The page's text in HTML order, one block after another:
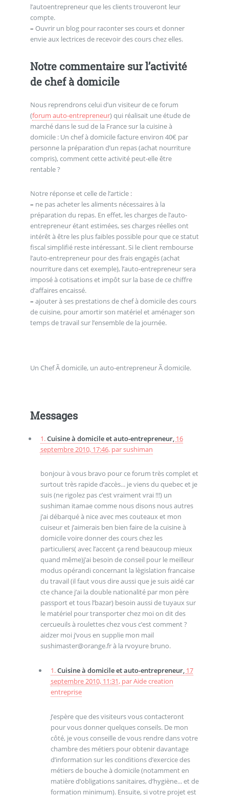
l’autoentrepreneur que les clients trouveront leur
compte.
– Ouvrir un blog pour raconter ses cours et donner
envie aux lectrices de recevoir des cours chez elles.
Notre commentaire sur l’activité
de chef à domicile
Nous reprendrons celui d’un visiteur de ce forum
(forum auto-entrepreneur) qui réalisait une étude de
marché dans le sud de la France sur la cuisine à
domicile : Un chef à domicile facture environ 40€ par
personne la préparation d’un repas (achat nourriture
compris), comment cette activité peut-elle être
rentable ?
Notre réponse et celle de l’article :
– ne pas acheter les aliments nécessaires à la
préparation du repas. En effet, les charges de l’auto-
entrepreneur étant estimées, ses charges réelles ont
intérêt à être les plus faibles possible pour que ce statut
fiscal simplifié reste intéressant. Si le client rembourse
l’auto-entrepreneur pour des frais engagés (achat
nourriture dans cet exemple), l’auto-entrepreneur sera
imposé à cotisations et impôt sur la base de ce chiffre
d’affaires encaissé.
– ajouter à ses prestations de chef à domicile des cours
de cuisine, pour amortir son matériel et aménager son
temps de travail sur l’ensemble de la journée.
Un Chef Ã domicile, un auto-entrepreneur Ã domicile.
Messages
1.Cuisine à domicile et auto-entrepreneur, 16
septembre 2010, 17:46, parsushiman
bonjour à vous bravo pour ce forum très complet et
surtout très rapide d’accès... je viens du quebec et je
suis (ne rigolez pas c’est vraiment vrai !!!) un
sushiman itamae comme nous disons nous autres
j’ai débarqué à nice avec mes couteaux et mon
cuiseur et j’aimerais ben bien faire de la cuisine à
domicile voire donner des cours chez les
particuliers( avec l’accent ça rend beaucoup mieux
quand même)j’ai besoin de conseil pour le meilleur
modus opérandi concernant la lègislation francaise
du travail (il faut vous dire aussi que je suis aidé car
cte chance j’ai la double nationalité par mon père
passport et tous l’bazar) besoin aussi de tuyaux sur
le matériel pour transporter chez moi on dit des
cercueuils à roulettes chez vous c’est comment ?
aidzer moi j’vous en supplie mon mail
sushimaster@orange.fr à la rvoyure bruno.
1.Cuisine à domicile et auto-entrepreneur, 17
septembre 2010, 11:31, parAide creation
entreprise
J’espère que des visiteurs vous contacteront
pour vous donner quelques conseils. De mon
côté, je vous conseille de vous rendre dans votre
chambre des métiers pour obtenir davantage
d’information sur les conditions d’exercice des
métiers de bouche à domicile (notamment en
matière d’obligations sanitaires, d’hygiène... et de
formation minimum). Ensuite, si votre projet est